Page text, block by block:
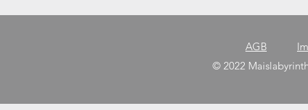
AGB
© 2022